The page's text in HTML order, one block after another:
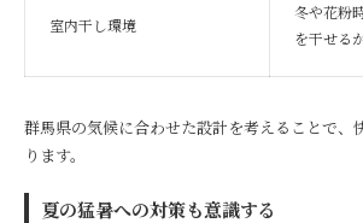
室内干し環境
冬や花粉
を干せる
群馬県の気候に合わせた設計を考えることで、
ります。
夏の猛暑への対策も意識する